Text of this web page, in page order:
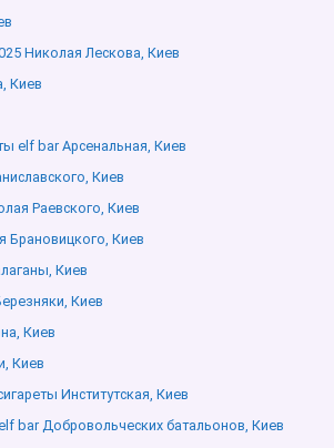
Николая Лескова, Киев
Киев
elf bar Арсенальная, Киев
Киев
Раевского, Киев
Брановицкого, Киев
Киев
Киев
Киев
Киев
Институтская, Киев
bar Добровольческих батальонов, Киев